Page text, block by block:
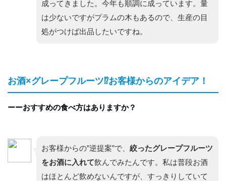
成ってきました。今年も順調に成っています。量
は少ないですがプラムの木もあるので、生産の目
処がつけば出品したいですね。
お酒×グレープフルーツ⁉︎お客様からのアイデア！
ーーおすすめの食べ方はありますか？
お客様からの”逆提案”で、 絞ったグレープフルーツ
をお酒に入れて飲んでみたんです。私は普段お酒
はほとんど飲めないんですが、すっきりしていて